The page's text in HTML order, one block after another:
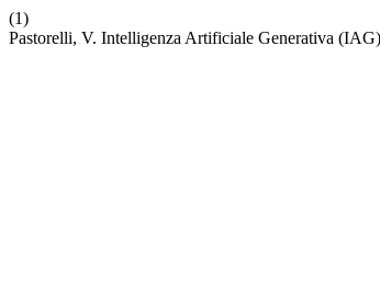
(1)
Pastorelli, V. Intelligenza Artificiale Generativa